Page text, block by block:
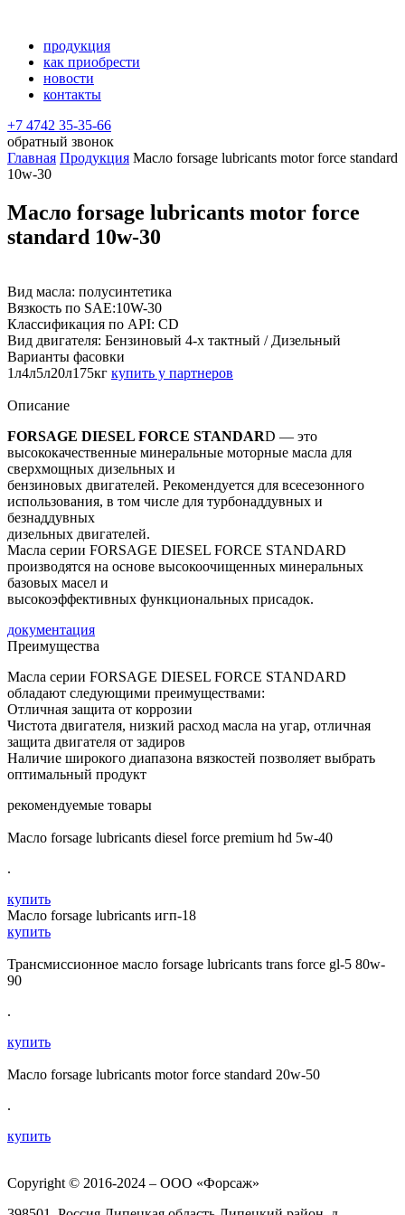
продукция
как приобрести
новости
контакты
+7 4742 35-35-66
обратный звонок
Главная Продукция Масло forsage lubricants motor force standard
10w-30
Масло forsage lubricants motor force
standard 10w-30
Вид масла: полусинтетика
Вязкость по SAE:10W-30
Классификация по API: CD
Вид двигателя: Бензиновый 4-х тактный / Дизельный
Варианты фасовки
1л4л5л20л175кг купить у партнеров
Описание
FORSAGE DIESEL FORCE STANDARD — это
высококачественные минеральные моторные масла для
сверхмощных дизельных и
бензиновых двигателей. Рекомендуется для всесезонного
использования, в том числе для турбонаддувных и
безнаддувных
дизельных двигателей.
Масла серии FORSAGE DIESEL FORCE STANDARD
производятся на основе высокоочищенных минеральных
базовых масел и
высокоэффективных функциональных присадок.
документация
Преимущества
Масла серии FORSAGE DIESEL FORCE STANDARD
обладают следующими преимуществами:
Отличная защита от коррозии
Чистота двигателя, низкий расход масла на угар, отличная
защита двигателя от задиров
Наличие широкого диапазона вязкостей позволяет выбрать
оптимальный продукт
рекомендуемые товары
Масло forsage lubricants diesel force premium hd 5w-40
.
купить
Масло forsage lubricants игп-18
купить
Трансмиссионное масло forsage lubricants trans force gl-5 80w-
90
.
купить
Масло forsage lubricants motor force standard 20w-50
.
купить
Copyright © 2016-2024 – ООО «Форсаж»